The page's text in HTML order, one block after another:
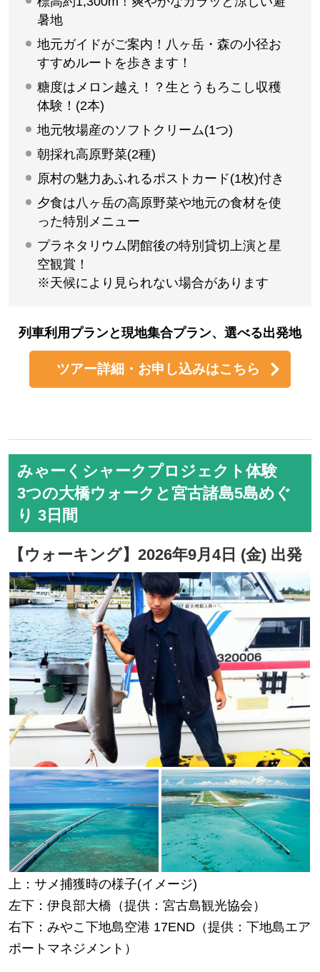
暑地
地元ガイドがご案内！八ヶ岳・森の小径お
すすめルートを歩きます！
糖度はメロン越え！？生とうもろこし収穫
体験！(2本)
地元牧場産のソフトクリーム(1つ)
朝採れ高原野菜(2種)
原村の魅力あふれるポストカード(1枚)付き
夕食は八ヶ岳の高原野菜や地元の食材を使
った特別メニュー
プラネタリウム閉館後の特別貸切上演と星
空観賞！
※天候により見られない場合があります
列車利用プランと現地集合プラン、選べる出発地
ツアー詳細・お申し込みはこちら
みゃーくシャークプロジェクト体験
3つの大橋ウォークと宮古諸島5島めぐ
り 3日間
【ウォーキング】2026年9月4日 (金) 出発
上：サメ捕獲時の様子(イメージ)
左下：伊良部大橋（提供：宮古島観光協会）
右下：みやこ下地島空港 17END（提供：下地島エア
ポートマネジメント）